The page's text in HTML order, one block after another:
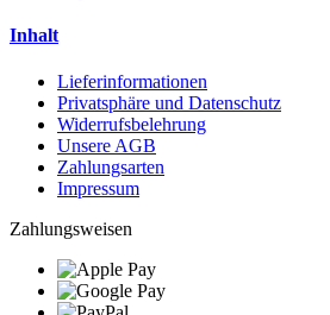
Inhalt
Lieferinformationen
Privatsphäre und Datenschutz
Widerrufsbelehrung
Unsere AGB
Zahlungsarten
Impressum
Zahlungsweisen